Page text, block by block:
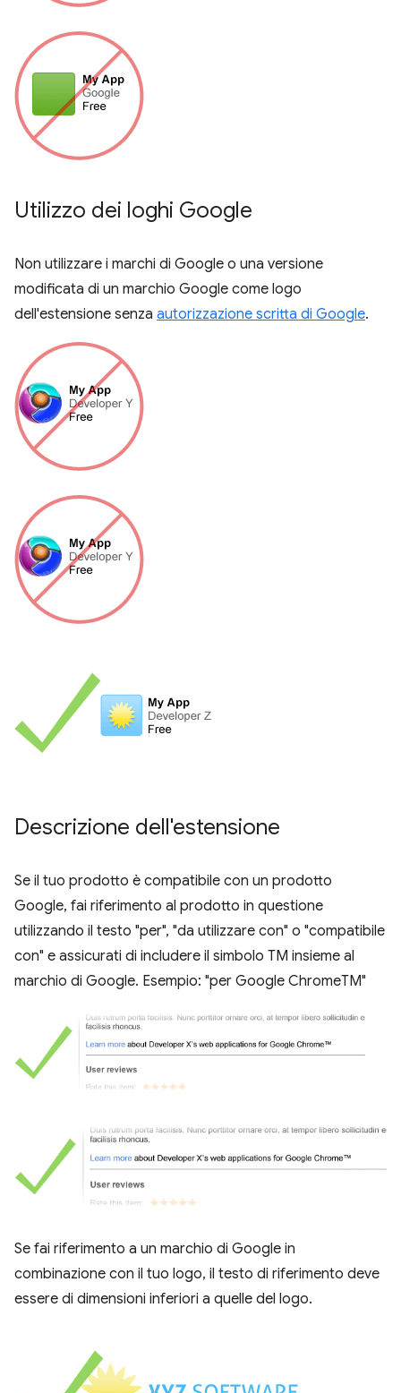
Utilizzo dei loghi Google
Non utilizzare i marchi di Google o una versione
modificata di un marchio Google come logo
dell'estensione senza autorizzazione scritta di Google.
Descrizione dell'estensione
Se il tuo prodotto è compatibile con un prodotto
Google, fai riferimento al prodotto in questione
utilizzando il testo "per", "da utilizzare con" o "compatibile
con" e assicurati di includere il simbolo TM insieme al
marchio di Google. Esempio: "per Google ChromeTM"
Se fai riferimento a un marchio di Google in
combinazione con il tuo logo, il testo di riferimento deve
essere di dimensioni inferiori a quelle del logo.